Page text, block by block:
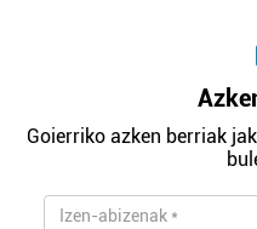
Goierriko azken berriak